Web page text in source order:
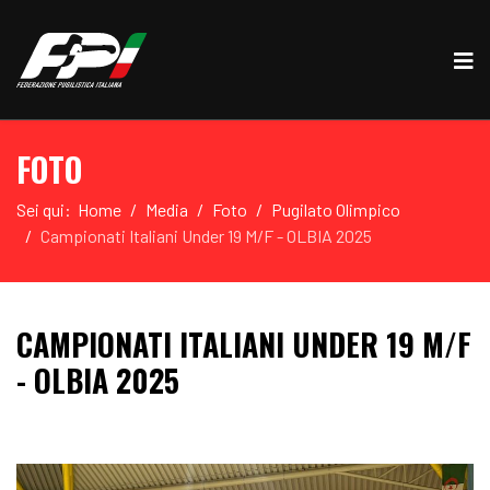
FOTO
Sei qui: Home Media Foto
Pugilato Olimpico
Campionati Italiani Under 19 M/F - OLBIA 2025
CAMPIONATI ITALIANI UNDER 19 M/F
- OLBIA 2025